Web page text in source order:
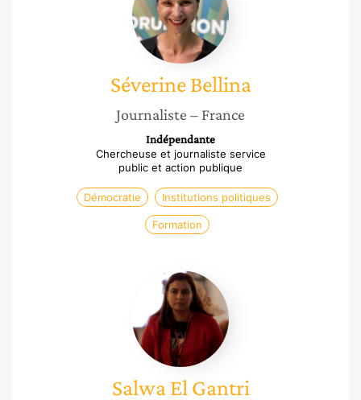
Séverine Bellina
Journaliste – France
Indépendante
Chercheuse et journaliste service
public et action publique
Démocratie Institutions politiques
Formation
Salwa
El
Gantri
Salwa El Gantri